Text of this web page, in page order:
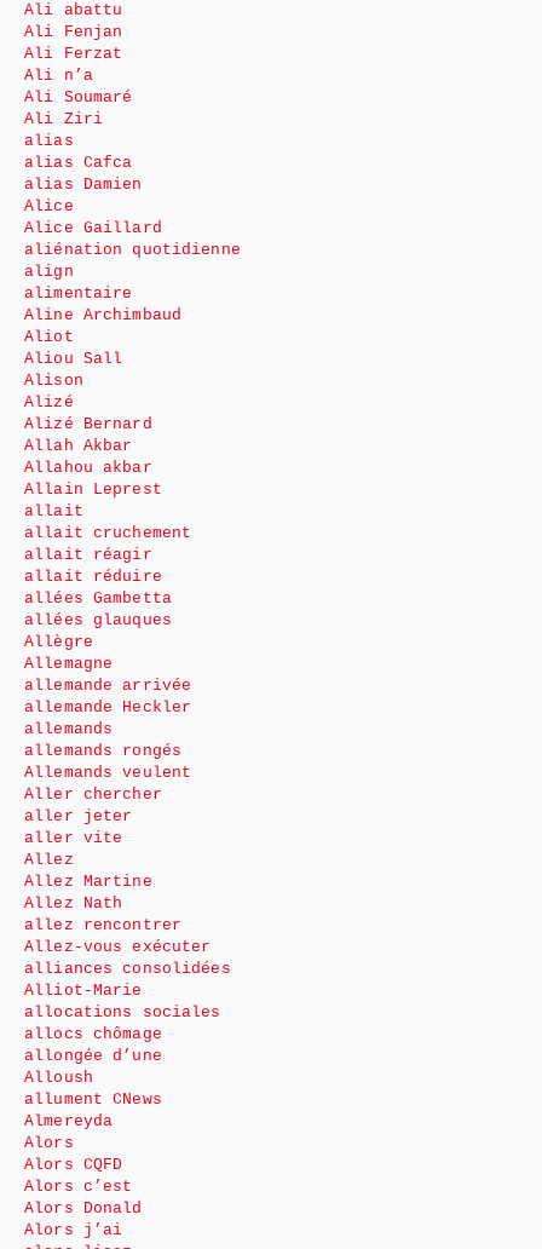
Ali abattu
Ali Fenjan
Ali Ferzat
Ali n’a
Ali Soumaré
Ali Ziri
alias
alias Cafca
alias Damien
Alice
Alice Gaillard
aliénation quotidienne
align
alimentaire
Aline Archimbaud
Aliot
Aliou Sall
Alison
Alizé
Alizé Bernard
Allah Akbar
Allahou akbar
Allain Leprest
allait
allait cruchement
allait réagir
allait réduire
allées Gambetta
allées glauques
Allègre
Allemagne
allemande arrivée
allemande Heckler
allemands
allemands rongés
Allemands veulent
Aller chercher
aller jeter
aller vite
Allez
Allez Martine
Allez Nath
allez rencontrer
Allez-vous exécuter
alliances consolidées
Alliot-Marie
allocations sociales
allocs chômage
allongée d’une
Alloush
allument CNews
Almereyda
Alors
Alors CQFD
Alors c’est
Alors Donald
Alors j’ai